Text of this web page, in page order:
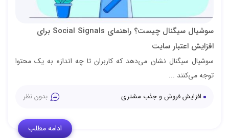
سوشیال سیگنال چیست؟ راهنمای Social Signals برای
افزایش اعتبار سایت
سوشیال سیگنال نشان می‌دهد که کاربران تا چه اندازه به یک محتوا
توجه می‌کنند ...
افزایش فروش و جذب مشتری بدون نظر
ادامه مطلب